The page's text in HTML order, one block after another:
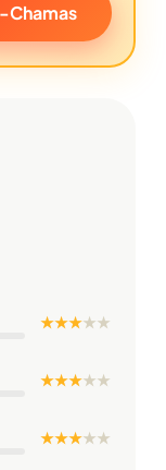
Chamas
★ ★ ★★★
★ ★ ★★★
★ ★ ★★★